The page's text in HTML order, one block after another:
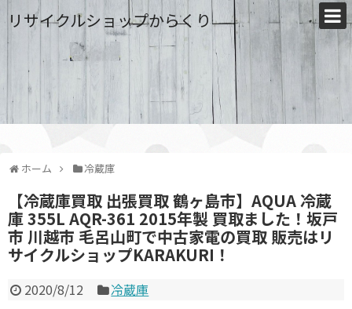
リサイクルショップからくり
ホーム 冷蔵庫
【冷蔵庫買取 出張買取 鶴ヶ島市】AQUA 冷蔵
庫 355L AQR-361 2015年製 買取ました！坂戸
市 川越市 毛呂山町で中古家電の買取 販売はリ
サイクルショップKARAKURI！
2020/8/12 冷蔵庫